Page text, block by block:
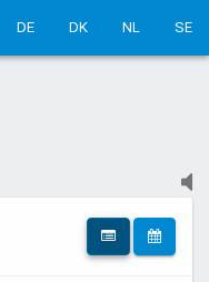
DE DK NL SE